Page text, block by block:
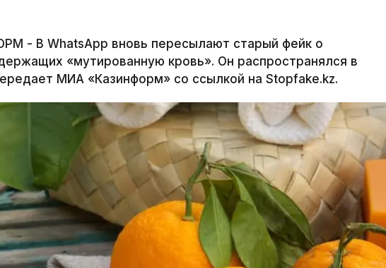
- В WhatsApp вновь пересылают старый фейк о
«мутированную кровь». Он распространялся в
МИА «Казинформ» со ссылкой на Stopfake.kz.